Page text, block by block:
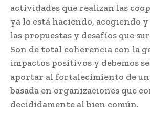
actividades que realizan las
ya lo está haciendo, acogiendo
las propuestas y desafíos que
Son de total coherencia con la
impactos positivos y debemos
aportar al fortalecimiento de
basada en organizaciones que
decididamente al bien común.